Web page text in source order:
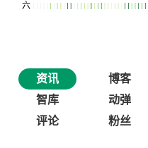
资讯 博客
智库
动弹
评论
粉丝